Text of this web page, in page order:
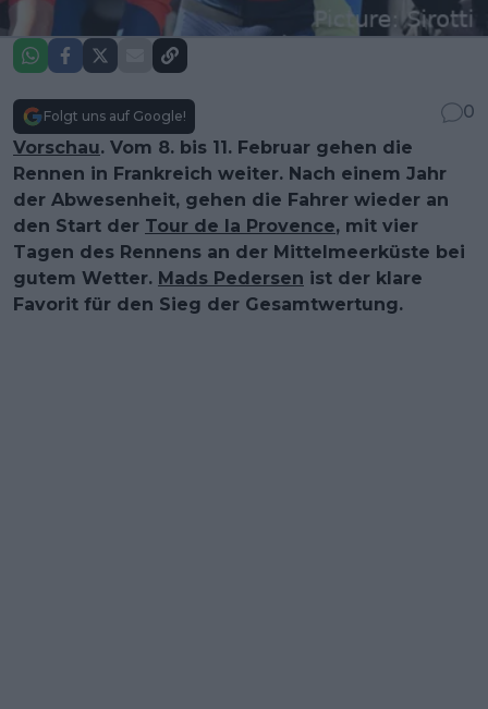
Folgt uns auf Google!
0
Vorschau. Vom 8. bis 11. Februar gehen die
Rennen in Frankreich weiter. Nach einem Jahr
der Abwesenheit, gehen die Fahrer wieder an
den Start der Tour de la Provence, mit vier
Tagen des Rennens an der Mittelmeerküste bei
gutem Wetter. Mads Pedersen ist der klare
Favorit für den Sieg der Gesamtwertung.